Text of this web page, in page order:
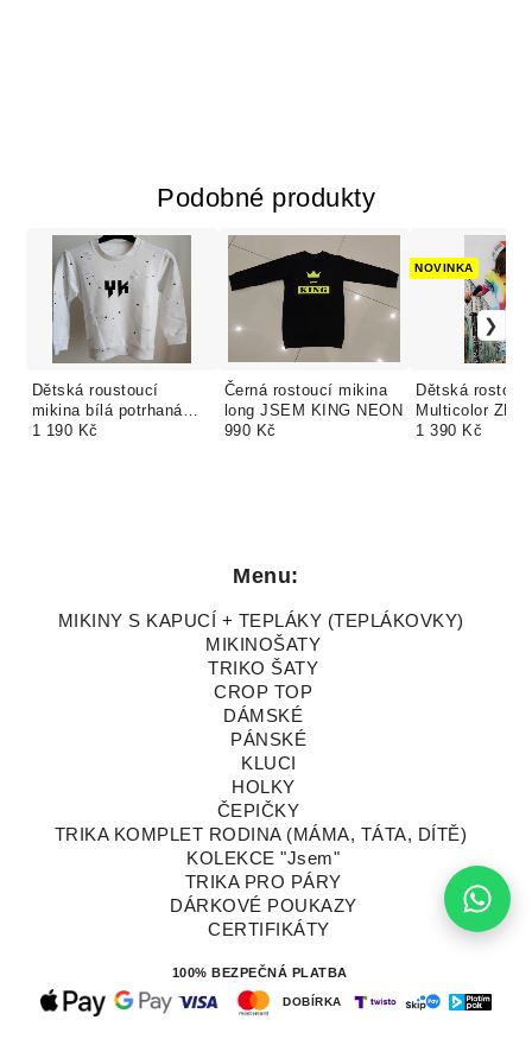
Podobné produkty
Dětská roustoucí
mikina bílá potrhaná
stříkaná Yako King
1 190 Kč
Černá rostoucí mikina
long JSEM KING NEON
990 Kč
Dětská
Multicolor
vlastní barvy i
NOVINKA
1 390 Kč
Menu:
MIKINY S KAPUCÍ + TEPLÁKY (TEPLÁKOVKY)
MIKINOŠATY
TRIKO ŠATY
CROP TOP
DÁMSKÉ
PÁNSKÉ
KLUCI
HOLKY
ČEPIČKY
TRIKA KOMPLET RODINA (MÁMA, TÁTA, DÍTĚ)
KOLEKCE "Jsem"
TRIKA PRO PÁRY
DÁRKOVÉ POUKAZY
CERTIFIKÁTY
100% BEZPEČNÁ PLATBA
DOBÍRKA